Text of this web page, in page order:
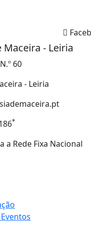
Maceira - Leiria
60
- Leiria
*
a Rede Fixa Nacional